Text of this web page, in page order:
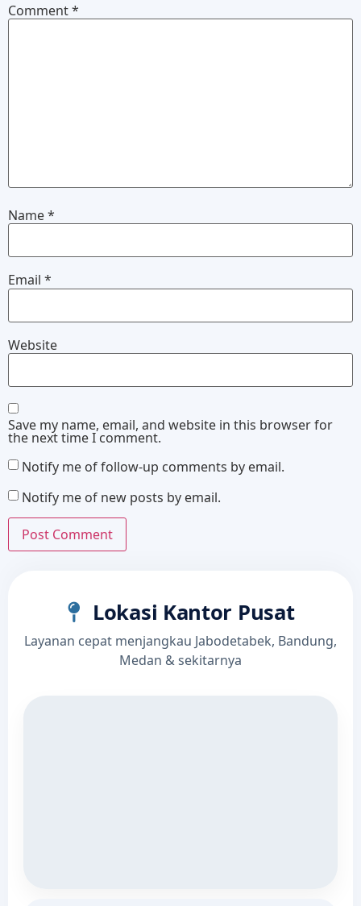
Comment*
Name*
Email *
Website
Save my name, email, and website in this browser for
the next time I comment.
Notify me of follow-up comments by email.
Notify me of new posts by email.
Lokasi Kantor Pusat
Layanan cepat menjangkau Jabodetabek, Bandung,
Medan & sekitarnya